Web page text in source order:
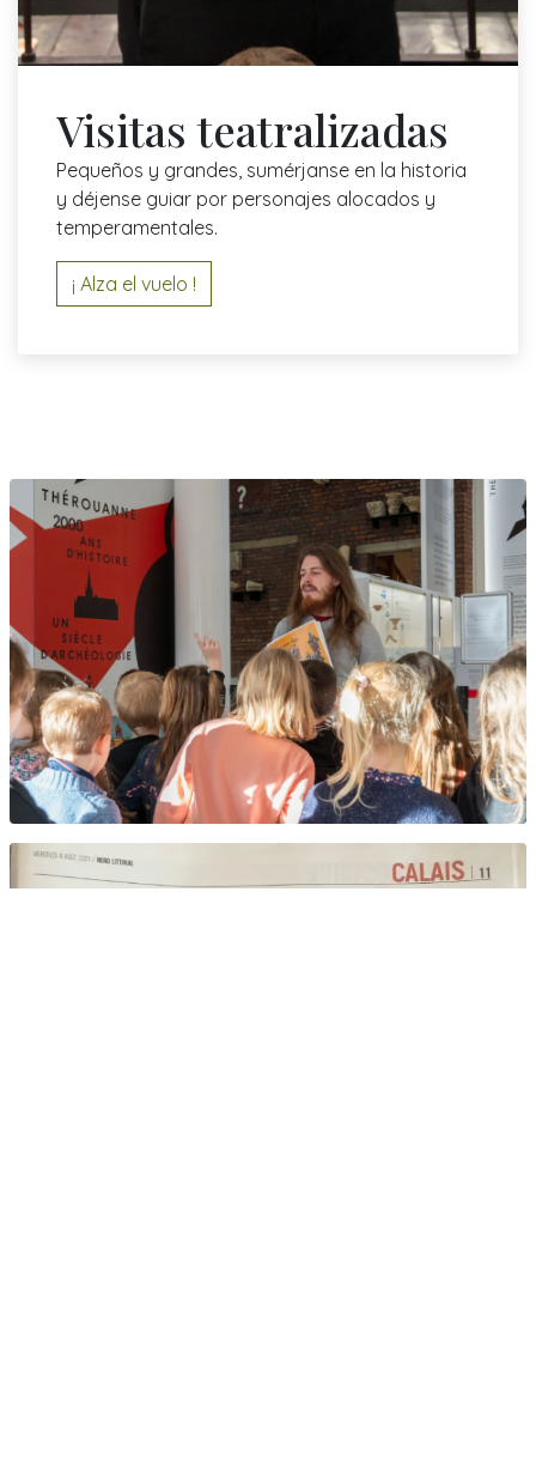
Visitas teatralizadas
Pequeños y grandes, sumérjanse en la historia
y déjense guiar por personajes alocados y
temperamentales.
¡ Alza el vuelo !